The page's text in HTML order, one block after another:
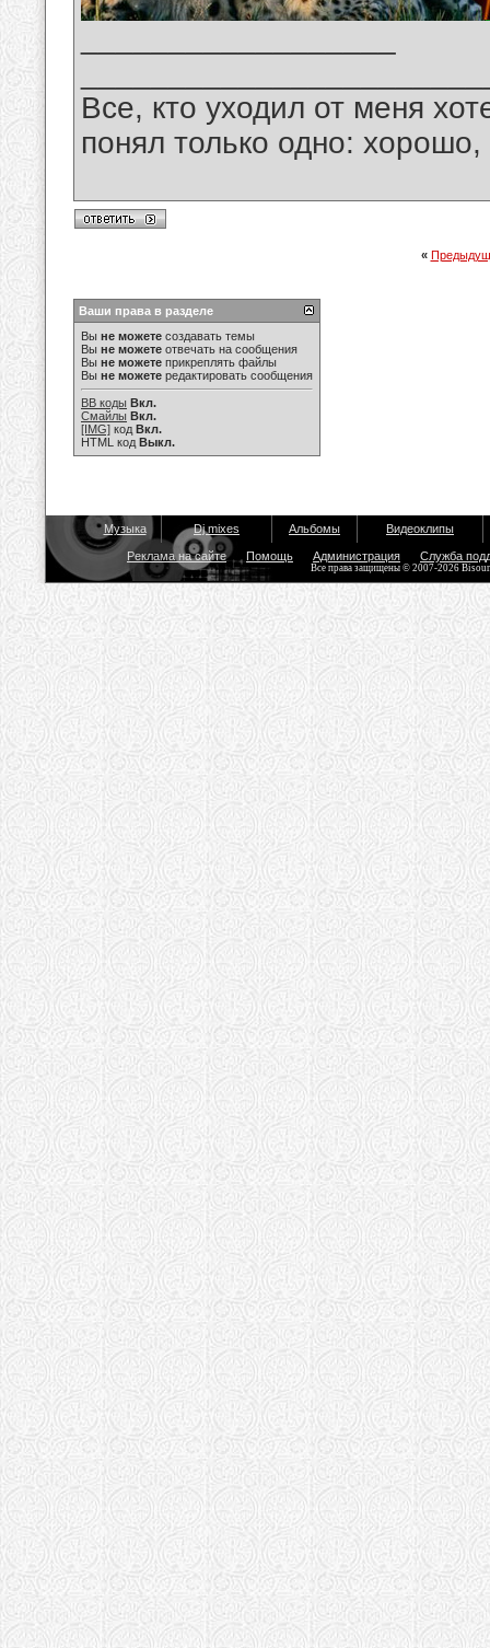
Все, кто уходил от меня
понял только одно:
«
Ваши права в разделе
Вы не можете создавать темы
Вы не можете отвечать на сообщения
Вы не можете прикреплять файлы
Вы не можете редактировать сообщения
BB коды Вкл.
Смайлы Вкл.
[IMG] код Вкл.
HTML код Выкл.
Музыка Dj mixes Альбомы Видеоклипы
Реклама на сайте Помощь Администрация Служба
Все права защищены © 2007-2026